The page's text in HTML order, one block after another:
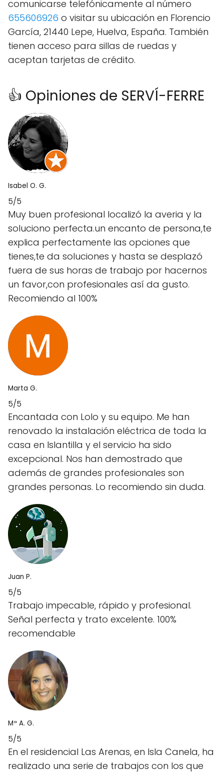
comunicarse telefónicamente al número
655606926 o visitar su ubicación en Florencio
García, 21440 Lepe, Huelva, España. También
tienen acceso para sillas de ruedas y
aceptan tarjetas de crédito.
👍 Opiniones de SERVÍ-FERRE
Isabel O. G.
5/5
Muy buen profesional localizó la averia y la
soluciono perfecta.un encanto de persona,te
explica perfectamente las opciones que
tienes,te da soluciones y hasta se desplazó
fuera de sus horas de trabajo por hacernos
un favor,con profesionales así da gusto.
Recomiendo al 100%
Marta G.
5/5
Encantada con Lolo y su equipo. Me han
renovado la instalación eléctrica de toda la
casa en Islantilla y el servicio ha sido
excepcional. Nos han demostrado que
además de grandes profesionales son
grandes personas. Lo recomiendo sin duda.
Juan P.
5/5
Trabajo impecable, rápido y profesional.
Señal perfecta y trato excelente. 100%
recomendable
Mª A. G.
5/5
En el residencial Las Arenas, en Isla Canela, ha
realizado una serie de trabajos con los que